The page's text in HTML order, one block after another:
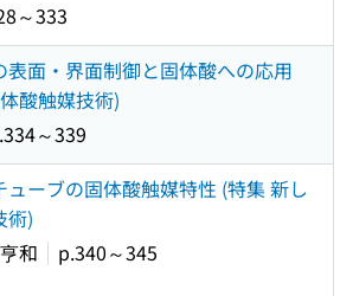
～333
表面・界面制御と固体酸への応用
酸触媒技術)
～339
ューブの固体酸触媒特性 (特集 新し
術)
和
p.340～345